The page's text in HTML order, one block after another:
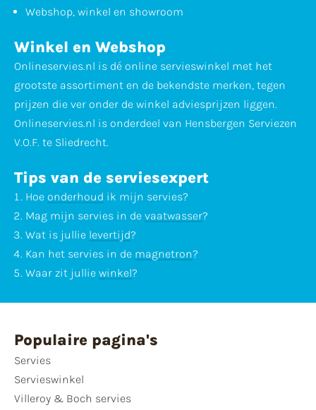
Webshop, winkel en showroom
Winkel en Webshop
Onlineservies.nl is dé online servieswinkel met het
grootste assortiment en de bekendste merken, tegen
prijzen die ver onder de winkel adviesprijzen liggen.
Onlineservies.nl is onderdeel van Hensbergen Serviezen
V.O.F. te Sliedrecht.
Tips van de serviesexpert
Hoe onderhoud ik mijn servies?
Mag mijn servies in de vaatwasser?
Wat is jullie levertijd?
Kan het servies in de magnetron?
Waar zit jullie winkel?
Populaire pagina's
Servies
Servieswinkel
Villeroy & Boch servies